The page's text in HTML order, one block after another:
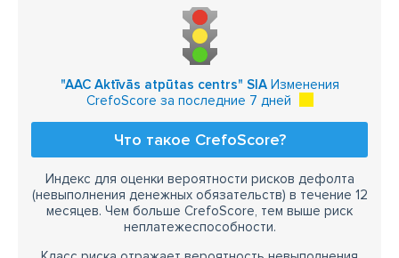
"AAC Aktīvās atpūtas centrs" SIAИзменения
CrefoScore за последние 7 дней
Что такое CrefoScore?
Индекс для оценки вероятности рисков дефолта
(невыполнения денежных обязательств) в течение 12
месяцев. Чем больше CrefoScore, тем выше риск
неплатежеспособности.